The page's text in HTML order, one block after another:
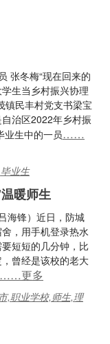
张冬梅“现在回来的
生当乡村振兴协理
镇民丰村党支书梁宝
治区2022年乡村振
业生中的一员……
业生
暖师生
海锋）近日，防城
，用手机登录热水
短短的几分钟，比
曾经是该校的老大
……更多
,职业学校,师生,理